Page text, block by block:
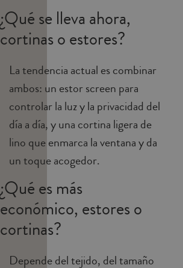
¿Qué se lleva ahora,
cortinas o estores?
La tendencia actual es combinar
ambos: un estor screen para
controlar la luz y la privacidad del
día a día, y una cortina ligera de
lino que enmarca la ventana y da
un toque acogedor.
¿Qué es más
económico, estores o
cortinas?
Depende del tejido, del tamaño